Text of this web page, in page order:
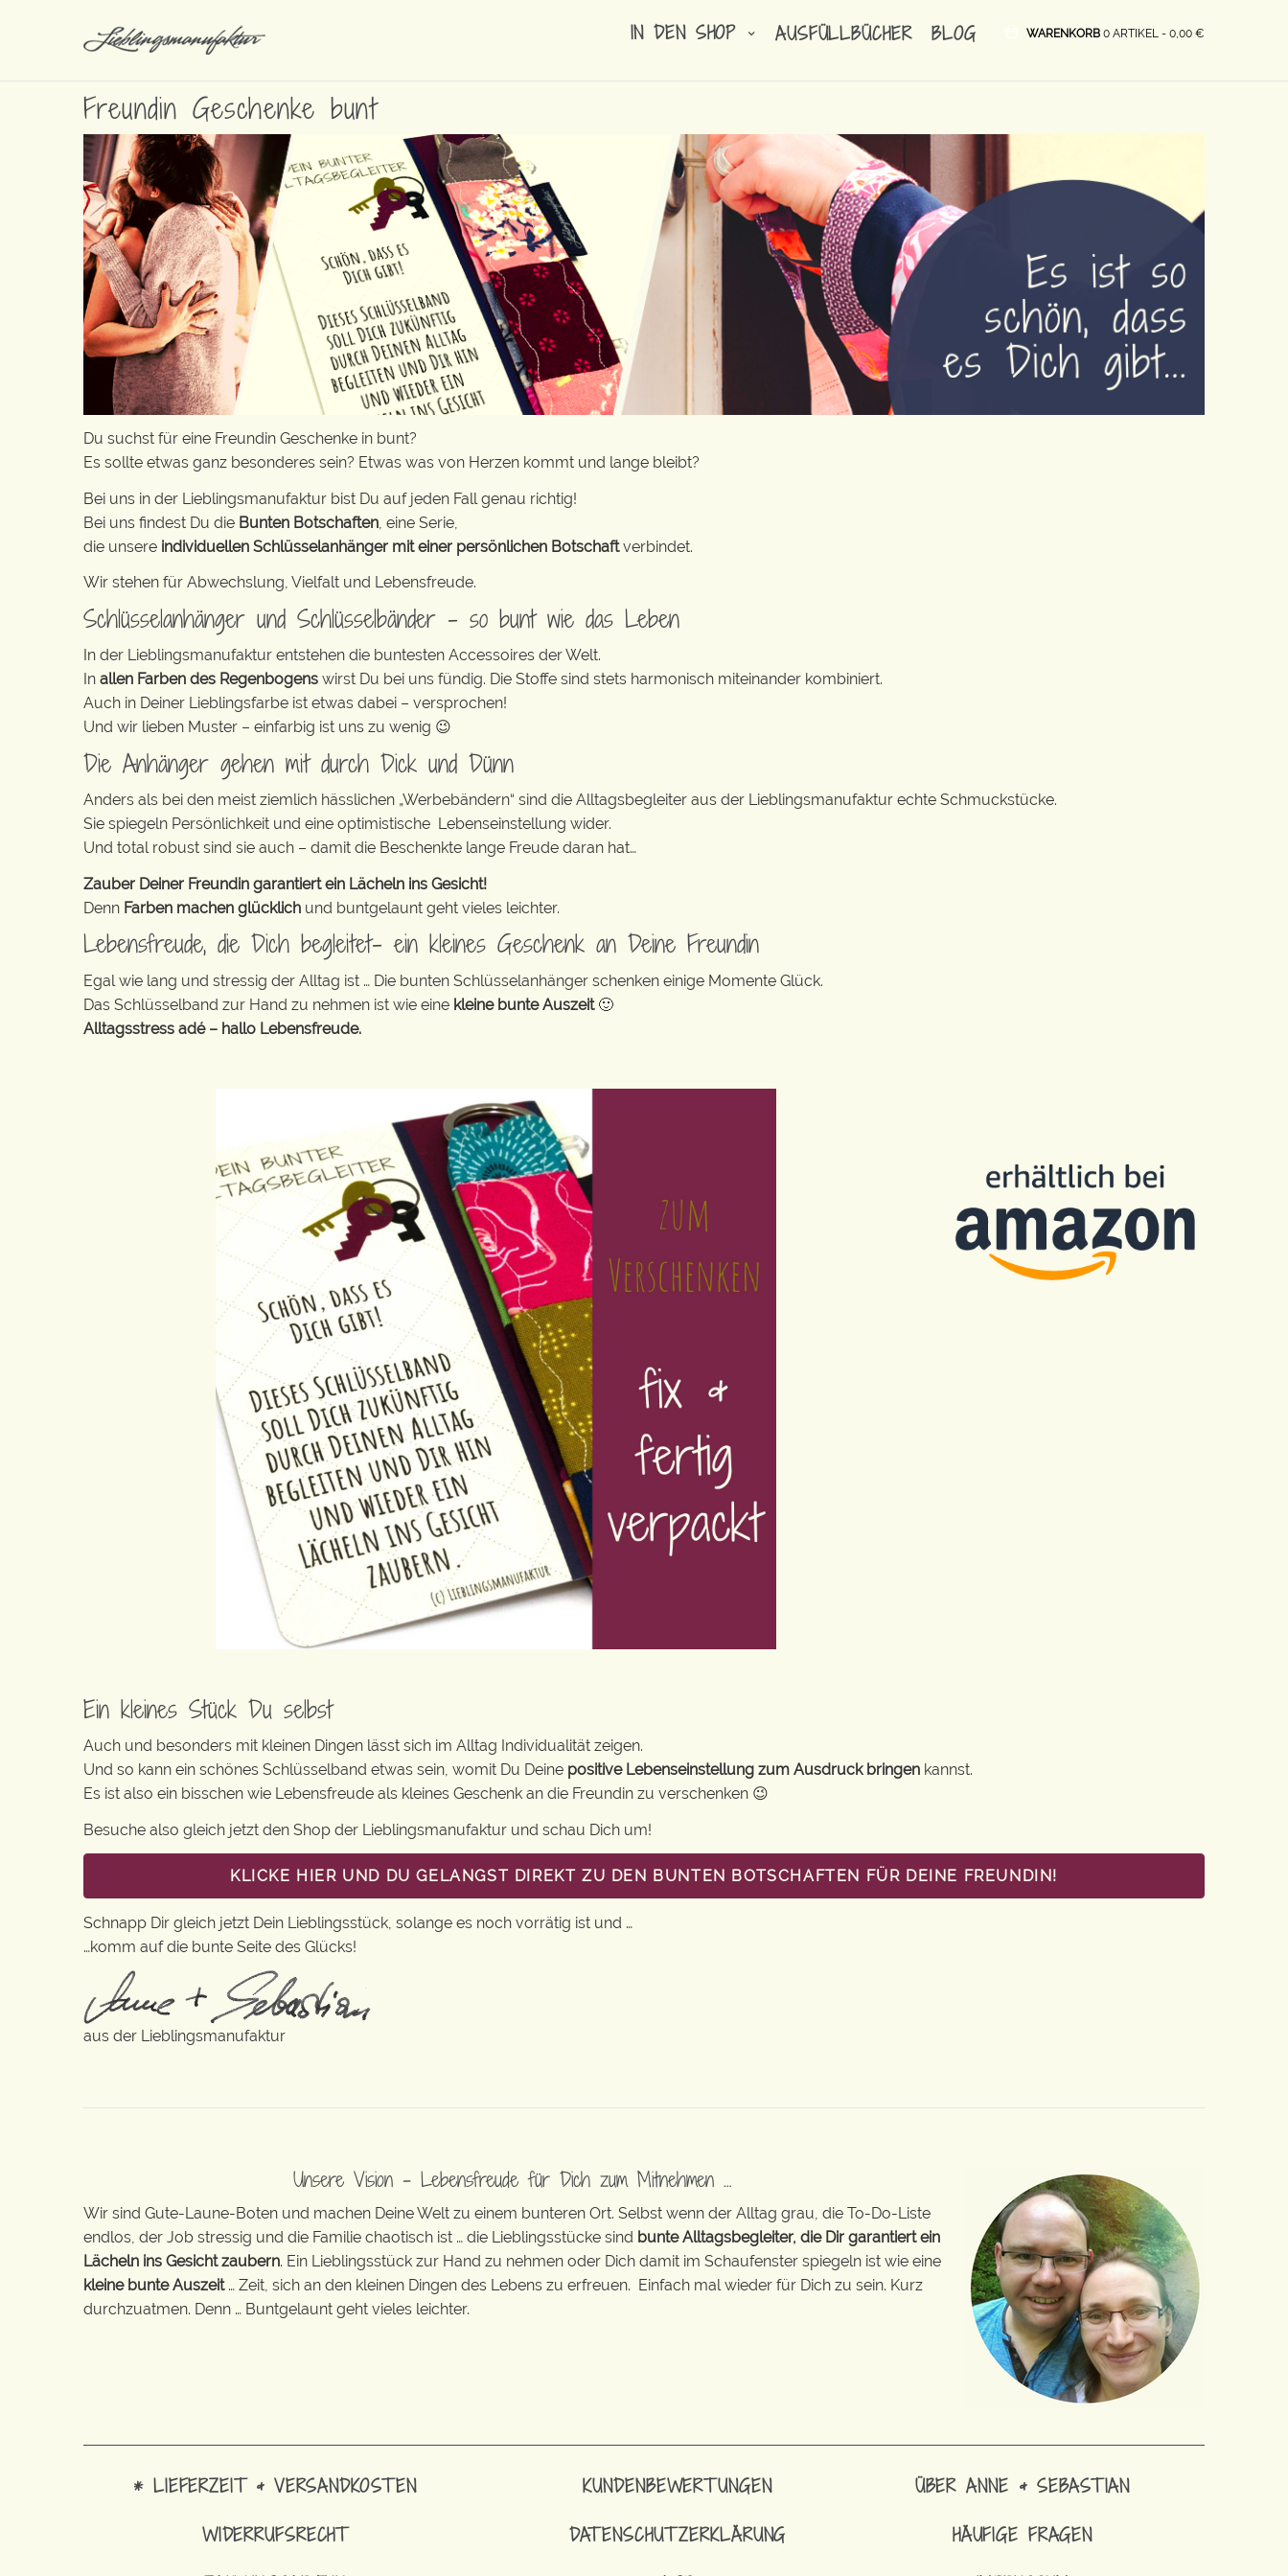
IN DEN SHOP AUSFÜLLBÜCHER BLOG WARENKORB 0 ARTIKEL - 0,00 €
Freundin Geschenke bunt
Du suchst für eine Freundin Geschenke in bunt?
Es sollte etwas ganz besonderes sein? Etwas was von Herzen kommt und lange bleibt?
Bei uns in der Lieblingsmanufaktur bist Du auf jeden Fall genau richtig!
Bei uns findest Du die Bunten Botschaften , eine Serie,
die unsere individuellen Schlüsselanhänger mit einer persönlichen Botschaftverbindet.
Wir stehen für Abwechslung, Vielfalt und Lebensfreude.
Schlüsselanhänger und Schlüsselbänder – so bunt wie das Leben
In der Lieblingsmanufaktur entstehen die buntesten Accessoires der Welt.
In allen Farben des Regenbogens wirst Du bei uns fündig. Die Stoffe sind stets harmonisch miteinander kombiniert.
Auch in Deiner Lieblingsfarbe ist etwas dabei – versprochen!
Und wir lieben Muster – einfarbig ist uns zu wenig 😉
Die Anhänger gehen mit durch Dick und Dünn
Anders als bei den meist ziemlich hässlichen „Werbebändern“ sind die Alltagsbegleiter aus der Lieblingsmanufaktur echte Schmuckstücke.
Sie spiegeln Persönlichkeit und eine optimistische Lebenseinstellung wider.
Und total robust sind sie auch – damit die Beschenkte lange Freude daran hat…
Zauber Deiner Freundin garantiert ein Lächeln ins Gesicht!
Denn Farben machen glücklich und buntgelaunt geht vieles leichter.
Lebensfreude, die Dich begleitet- ein kleines Geschenk an Deine Freundin
Egal wie lang und stressig der Alltag ist … Die bunten Schlüsselanhänger schenken einige Momente Glück.
Das Schlüsselband zur Hand zu nehmen ist wie eine kleine bunte Auszeit🙂
Alltagsstress adé – hallo Lebensfreude.
Ein kleines Stück Du selbst
Auch und besonders mit kleinen Dingen lässt sich im Alltag Individualität zeigen.
Und so kann ein schönes Schlüsselband etwas sein, womit Du Deine positive Lebenseinstellung zum Ausdruck bringen kannst.
Es ist also ein bisschen wie Lebensfreude als kleines Geschenk an die Freundin zu verschenken 😉
Besuche also gleich jetzt den Shop der Lieblingsmanufaktur und schau Dich um!
KLICKE HIER UND DU GELANGST DIREKT ZU DEN BUNTEN BOTSCHAFTEN FÜR DEINE FREUNDIN!
Schnapp Dir gleich jetzt Dein Lieblingsstück, solange es noch vorrätig ist und …
…komm auf die bunte Seite des Glücks!
aus der Lieblingsmanufaktur
Unsere Vision – Lebensfreude für Dich zum Mitnehmen …
Wir sind Gute-Laune-Boten und machen Deine Welt zu einem bunteren Ort. Selbst wenn der Alltag grau, die To-Do-Liste
endlos, der Job stressig und die Familie chaotisch ist … die Lieblingsstücke sind bunte Alltagsbegleiter, die Dir garantiert ein
Lächeln ins Gesicht zaubern. Ein Lieblingsstück zur Hand zu nehmen oder Dich damit im Schaufenster spiegeln ist wie eine
kleine bunte Auszeit… Zeit, sich an den kleinen Dingen des Lebens zu erfreuen. Einfach mal wieder für Dich zu sein. Kurz
durchzuatmen. Denn … Buntgelaunt geht vieles leichter.
* LIEFERZEIT & VERSANDKOSTEN
WIDERRUFSRECHT
KUNDENBEWERTUNGEN
DATENSCHUTZERKLÄRUNG
ÜBER ANNE & SEBASTIAN
HÄUFIGE FRAGEN